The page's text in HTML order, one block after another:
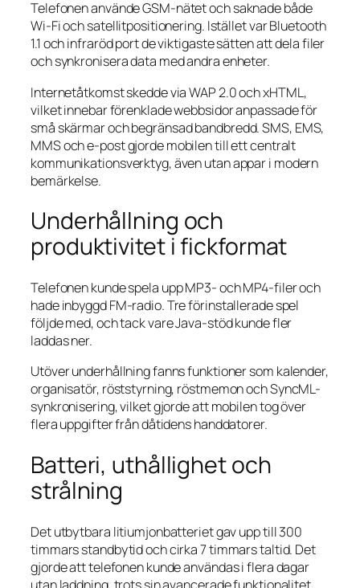
Telefonen använde GSM-nätet och saknade både
Wi-Fi och satellitpositionering. Istället var Bluetooth
1.1 och infraröd port de viktigaste sätten att dela filer
och synkronisera data med andra enheter.
Internetåtkomst skedde via WAP 2.0 och xHTML,
vilket innebar förenklade webbsidor anpassade för
små skärmar och begränsad bandbredd. SMS, EMS,
MMS och e-post gjorde mobilen till ett centralt
kommunikationsverktyg, även utan appar i modern
bemärkelse.
Underhållning och
produktivitet i fickformat
Telefonen kunde spela upp MP3- och MP4-filer och
hade inbyggd FM-radio. Tre förinstallerade spel
följde med, och tack vare Java-stöd kunde fler
laddas ner.
Utöver underhållning fanns funktioner som kalender,
organisatör, röststyrning, röstmemon och SyncML-
synkronisering, vilket gjorde att mobilen tog över
flera uppgifter från dåtidens handdatorer.
Batteri, uthållighet och
strålning
Det utbytbara litiumjonbatteriet gav upp till 300
timmars standbytid och cirka 7 timmars taltid. Det
gjorde att telefonen kunde användas i flera dagar
utan laddning, trots sin avancerade funktionalitet.